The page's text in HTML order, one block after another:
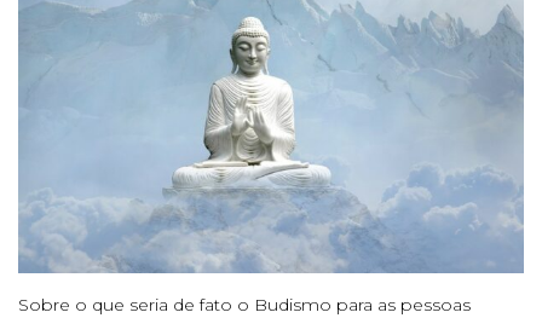
Sobre o que seria de fato o Budismo para as pessoas